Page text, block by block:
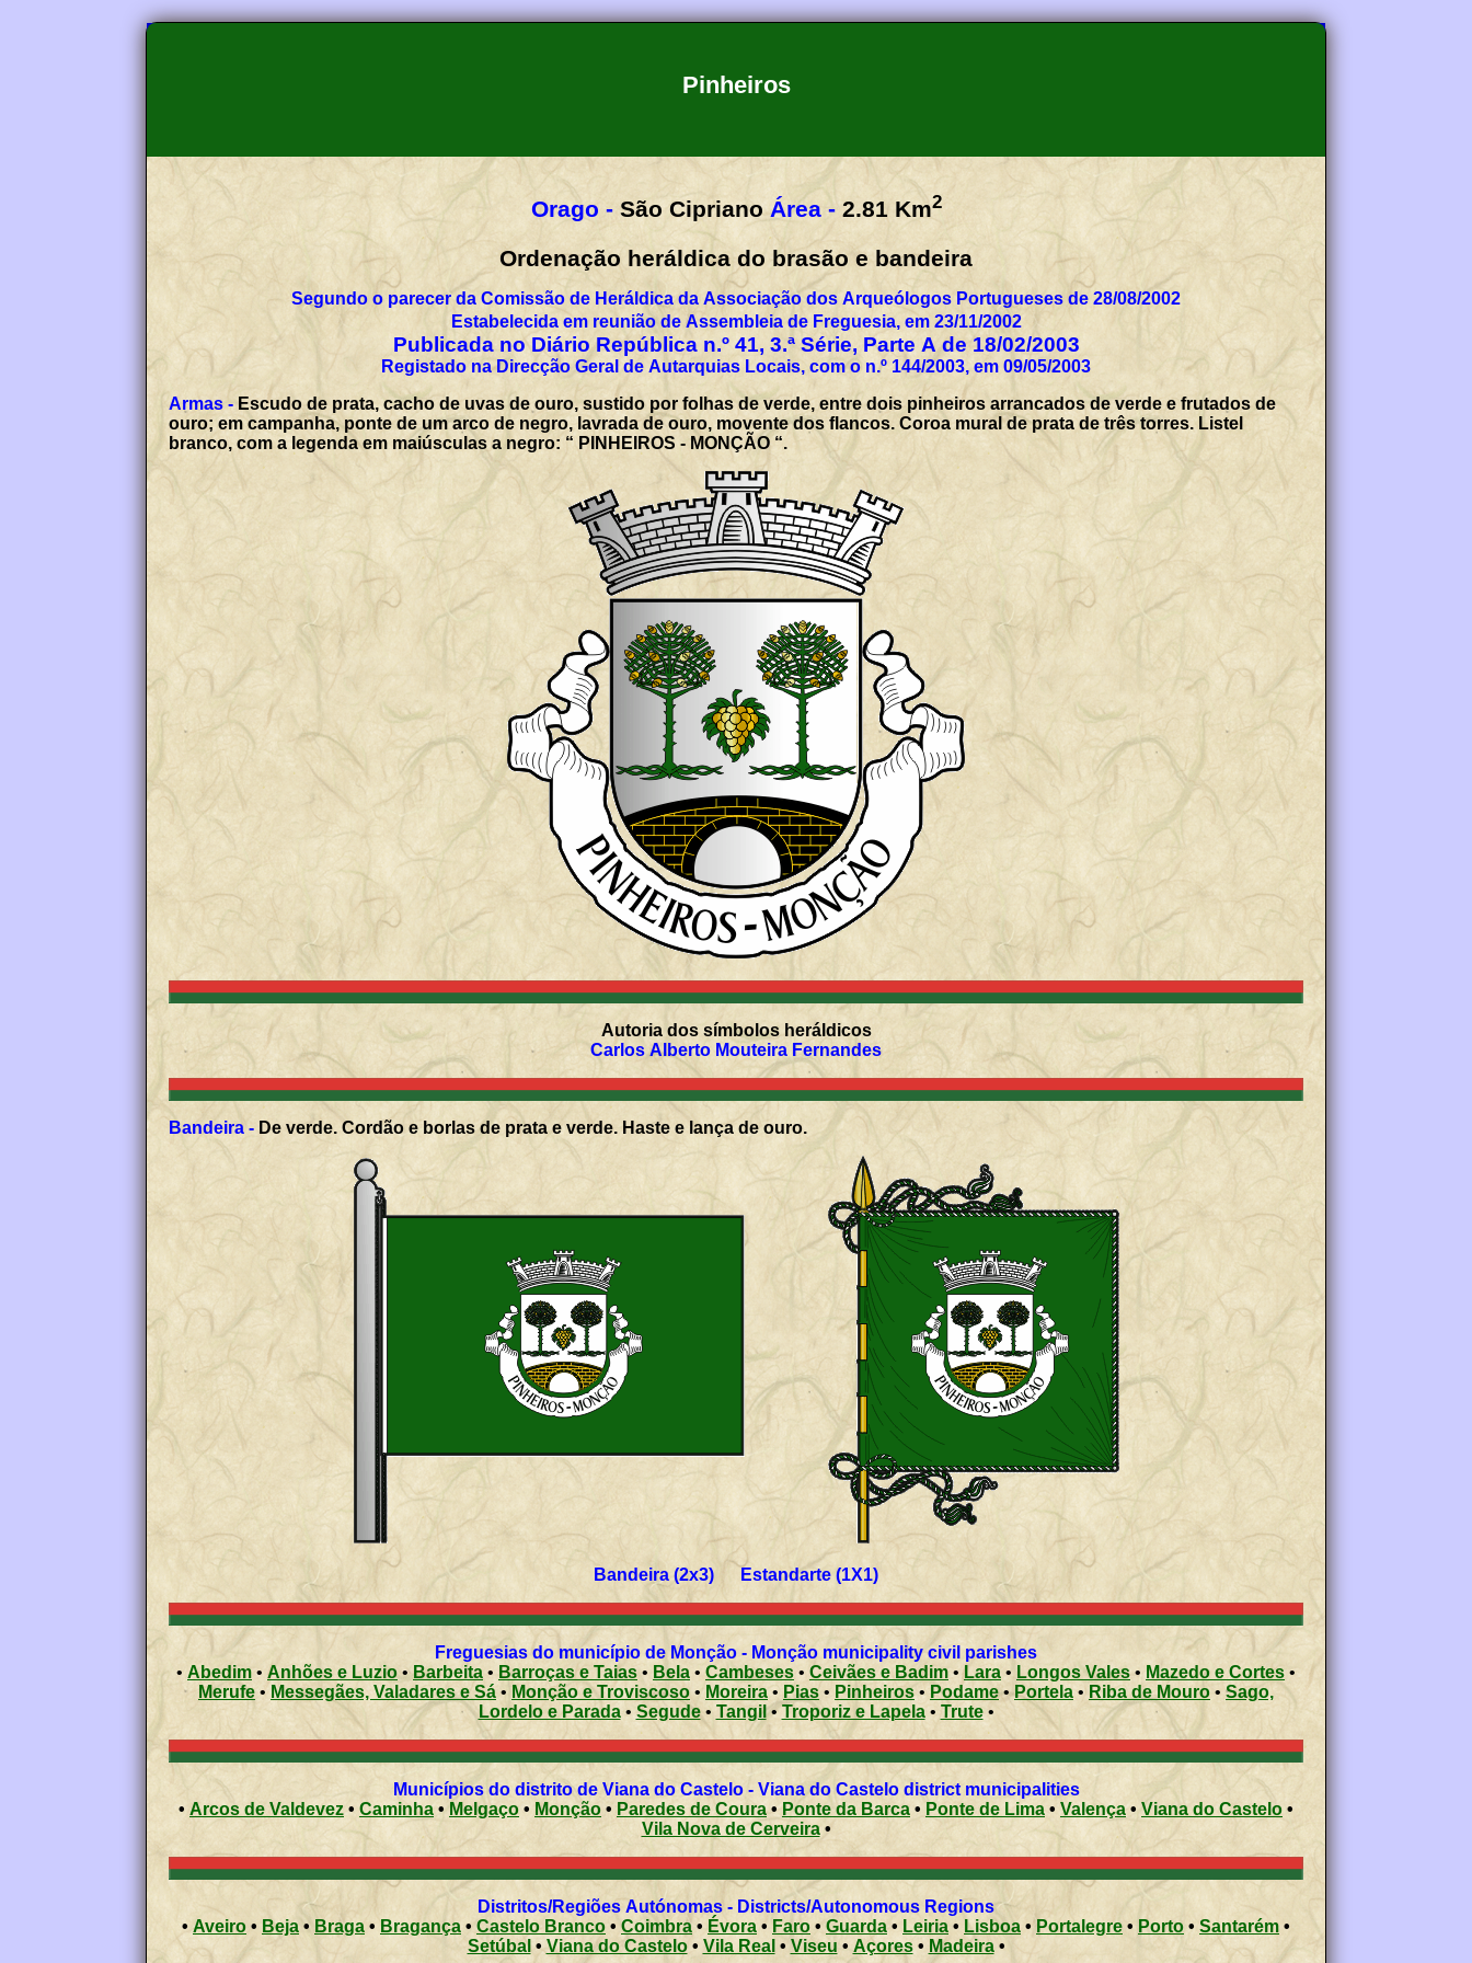
Pinheiros
Orago - São Cipriano Área - 2.81 Km2
Ordenação heráldica do brasão e bandeira
Segundo o parecer da Comissão de Heráldica da Associação dos Arqueólogos Portugueses de 28/08/2002
Estabelecida em reunião de Assembleia de Freguesia, em 23/11/2002
Publicada no Diário República n.º 41, 3.ª Série, Parte A de 18/02/2003
Registado na Direcção Geral de Autarquias Locais, com o n.º 144/2003, em 09/05/2003
Armas - Escudo de prata, cacho de uvas de ouro, sustido por folhas de verde, entre dois pinheiros arrancados de verde e frutados de
ouro; em campanha, ponte de um arco de negro, lavrada de ouro, movente dos flancos. Coroa mural de prata de três torres. Listel
branco, com a legenda em maiúsculas a negro: “ PINHEIROS - MONÇÃO “.
Autoria dos símbolos heráldicos
Carlos Alberto Mouteira Fernandes
Bandeira - De verde. Cordão e borlas de prata e verde. Haste e lança de ouro.
Bandeira (2x3) Estandarte (1X1)
Freguesias do município de Monção - Monção municipality civil parishes
• Abedim • Anhões e Luzio •Barbeita • Barroças e Taias • Bela • Cambeses • Ceivães e Badim •Lara • Longos Vales• Mazedo e Cortes •
Merufe • Messegães, Valadares e Sá • Monção e Troviscoso • Moreira• Pias• Pinheiros• Podame• Portela • Riba de Mouro • Sago,
Lordelo e Parada•Segude•Tangil•Troporiz e Lapela• Trute•
Municípios do distrito de Viana do Castelo - Viana do Castelo district municipalities
• Arcos de Valdevez • Caminha •Melgaço • Monção • Paredes de Coura• Ponte da Barca • Ponte de Lima • Valença• Viana do Castelo •
Vila Nova de Cerveira•
Distritos/Regiões Autónomas - Districts/Autonomous Regions
• Aveiro • Beja • Braga • Bragança • Castelo Branco • Coimbra • Évora • Faro • Guarda• Leiria • Lisboa • Portalegre • Porto • Santarém •
Setúbal•Viana do Castelo• Vila Real • Viseu • Açores • Madeira •